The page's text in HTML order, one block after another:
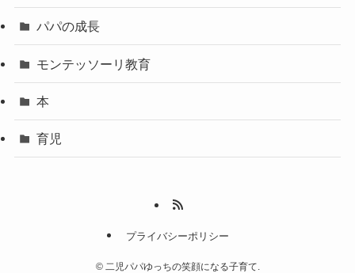
パパの成長
モンテッソーリ教育
本
育児
プライバシーポリシー
©二児パパゆっちの笑顔になる子育て.